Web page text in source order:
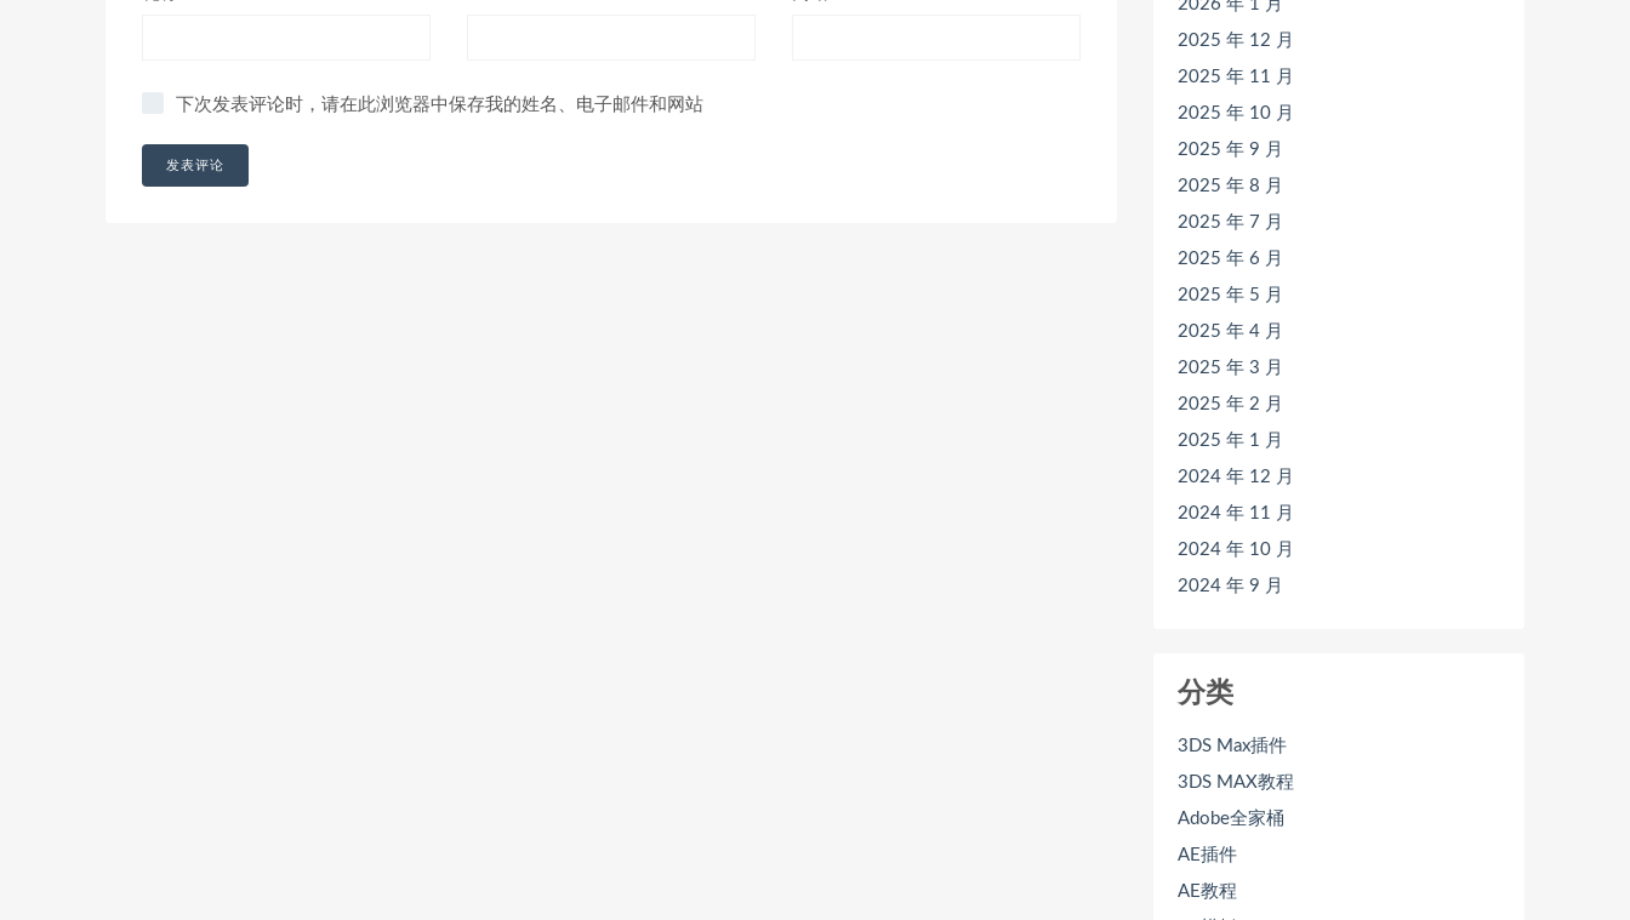
下次发表评论时，请在此浏览器中保存我的姓名、电子邮件和网站
2026 年 1 月
2025 年 12 月
2025 年 11 月
2025 年 10 月
2025 年 9 月
2025 年 8 月
2025 年 7 月
2025 年 6 月
2025 年 5 月
2025 年 4 月
2025 年 3 月
2025 年 2 月
2025 年 1 月
2024 年 12 月
2024 年 11 月
2024 年 10 月
2024 年 9 月
分类
3DS Max插件
3DS MAX教程
Adobe全家桶
AE插件
AE教程